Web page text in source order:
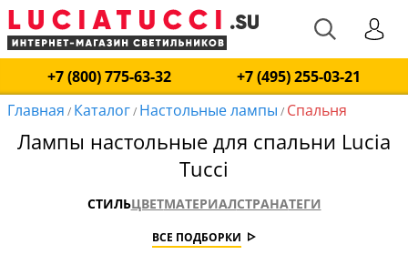
+7 (800) 775-63-32
+7 (495) 255-03-21
Главная / Каталог/ Настольные лампы / Спальня
Лампы настольные для спальни Lucia
Tucci
СТИЛЬЦВЕТМАТЕРИАЛСТРАНАТЕГИ
ВСЕ ПОДБОРКИ